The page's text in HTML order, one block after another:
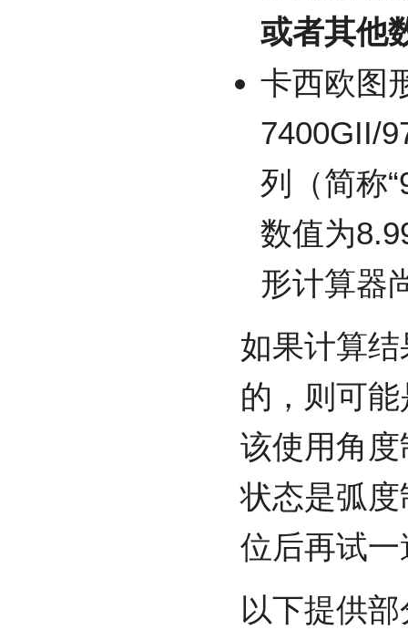
或者其他
卡西欧图
7400GII/
列（简称
数值为
形计算器
如果计算
的，则可
该使用角
状态是弧
位后再试一
以下提供